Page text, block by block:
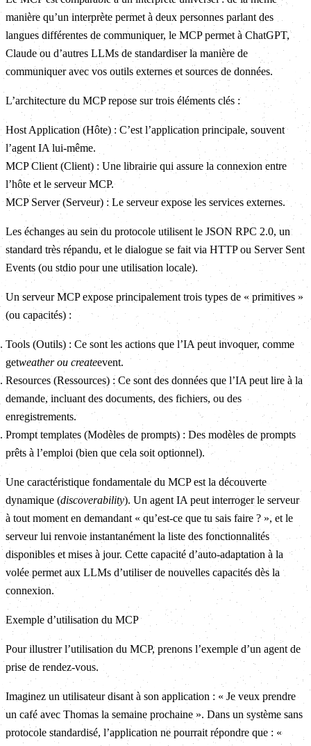
manière qu’un interprète permet à deux personnes parlant des
langues différentes de communiquer, le MCP permet à ChatGPT,
Claude ou d’autres LLMs de standardiser la manière de
communiquer avec vos outils externes et sources de données.
L’architecture du MCP repose sur trois éléments clés :
Host Application (Hôte) : C’est l’application principale, souvent
l’agent IA lui-même.
MCP Client (Client) : Une librairie qui assure la connexion entre
l’hôte et le serveur MCP.
MCP Server (Serveur) : Le serveur expose les services externes.
Les échanges au sein du protocole utilisent le JSON RPC 2.0, un
standard très répandu, et le dialogue se fait via HTTP ou Server Sent
Events (ou stdio pour une utilisation locale).
Un serveur MCP expose principalement trois types de « primitives »
(ou capacités) :
Tools (Outils) : Ce sont les actions que l’IA peut invoquer, comme
getweather ou createevent.
Resources (Ressources) : Ce sont des données que l’IA peut lire à la
demande, incluant des documents, des fichiers, ou des
enregistrements.
Prompt templates (Modèles de prompts) : Des modèles de prompts
prêts à l’emploi (bien que cela soit optionnel).
Une caractéristique fondamentale du MCP est la découverte
dynamique (discoverability). Un agent IA peut interroger le serveur
à tout moment en demandant « qu’est-ce que tu sais faire ? », et le
serveur lui renvoie instantanément la liste des fonctionnalités
disponibles et mises à jour. Cette capacité d’auto-adaptation à la
volée permet aux LLMs d’utiliser de nouvelles capacités dès la
connexion.
Exemple d’utilisation du MCP
Pour illustrer l’utilisation du MCP, prenons l’exemple d’un agent de
prise de rendez-vous.
Imaginez un utilisateur disant à son application : « Je veux prendre
un café avec Thomas la semaine prochaine ». Dans un système sans
protocole standardisé, l’application ne pourrait répondre que : «